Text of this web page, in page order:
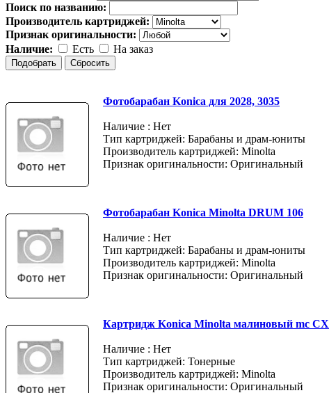
Поиск по названию:
Производитель картриджей:
Признак оригинальности:
Наличие:
Есть На заказ
Фотобарабан Konica для 2028, 3035
Наличие : Нет
Тип картриджей: Барабаны и драм-юниты
Производитель картриджей: Minolta
Признак оригинальности: Оригинальный
Фотобарабан Konica Minolta DRUM 106
Наличие : Нет
Тип картриджей: Барабаны и драм-юниты
Производитель картриджей: Minolta
Признак оригинальности: Оригинальный
Картридж Konica Minolta малиновый mc CX
Наличие : Нет
Тип картриджей: Тонерные
Производитель картриджей: Minolta
Признак оригинальности: Оригинальный